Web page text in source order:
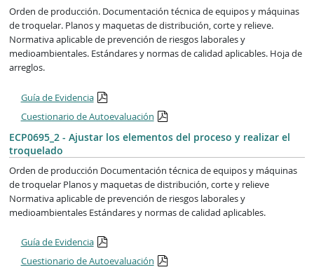
Orden de producción. Documentación técnica de equipos y máquinas
de troquelar. Planos y maquetas de distribución, corte y relieve.
Normativa aplicable de prevención de riesgos laborales y
medioambientales. Estándares y normas de calidad aplicables. Hoja de
arreglos.
Guía de Evidencia
Cuestionario de Autoevaluación
ECP0695_2 - Ajustar los elementos del proceso y realizar el
troquelado
Orden de producción Documentación técnica de equipos y máquinas
de troquelar Planos y maquetas de distribución, corte y relieve
Normativa aplicable de prevención de riesgos laborales y
medioambientales Estándares y normas de calidad aplicables.
Guía de Evidencia
Cuestionario de Autoevaluación